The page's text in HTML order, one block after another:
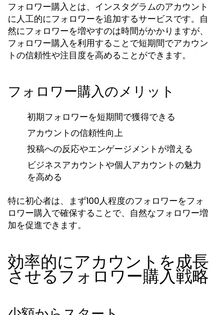
フォロワー購入 とは、インスタグラムのアカウント
に人工的にフォロワーを追加するサービスです。自
然にフォロワーを増やすのは時間がかかりますが、
フォロワー購入 を利用することで短期間でアカウン
トの信頼性や注目度を高めることができます。
フォロワー購入のメリット
初期フォロワーを短期間で獲得できる
アカウントの信頼性向上
投稿への反応やエンゲージメントが増える
ビジネスアカウントや個人アカウントの魅力
を高める
特に初心者は、まず100人程度のフォロワーをフォ
ロワー購入 で確保することで、自然なフォロワー増
加を促進できます。
効率的にアカウントを成長
させるフォロワー購入戦略